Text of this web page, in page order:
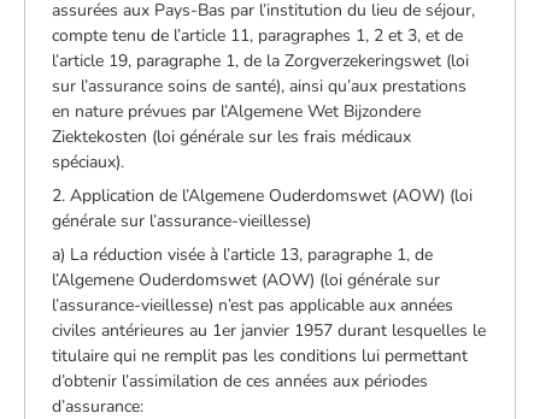
assurées aux Pays-Bas par l’institution du lieu de séjour,
compte tenu de l’article 11, paragraphes 1, 2 et 3, et de
l’article 19, paragraphe 1, de la Zorgverzekeringswet (loi
sur l’assurance soins de santé), ainsi qu’aux prestations
en nature prévues par l’Algemene Wet Bijzondere
Ziektekosten (loi générale sur les frais médicaux
spéciaux).
2. Application de l’Algemene Ouderdomswet (AOW) (loi
générale sur l’assurance-vieillesse)
a) La réduction visée à l’article 13, paragraphe 1, de
l’Algemene Ouderdomswet (AOW) (loi générale sur
l’assurance-vieillesse) n’est pas applicable aux années
civiles antérieures au 1er janvier 1957 durant lesquelles le
titulaire qui ne remplit pas les conditions lui permettant
d’obtenir l’assimilation de ces années aux périodes
d’assurance: